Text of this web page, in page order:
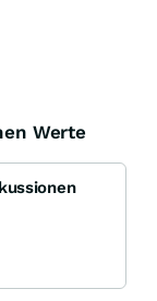
Suche
Werte